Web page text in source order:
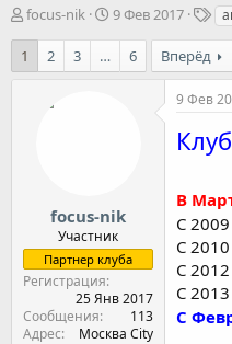
А
т
о
focus-nik
Д
а
9 Фев 2017
Т
г
и
1 2 3 … 6 Вперёд
focus-nik
Участник
Партнер клуба
Регистрация
25 Янв 2017
Сообщения
113
Адрес
Москва City
9 Фев
В
С
С
С
С
С